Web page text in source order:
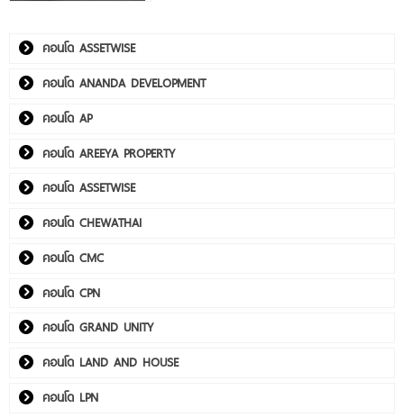
คอนโด ASSETWISE
คอนโด ANANDA DEVELOPMENT
คอนโด AP
คอนโด AREEYA PROPERTY
คอนโด ASSETWISE
คอนโด CHEWATHAI
คอนโด CMC
คอนโด CPN
คอนโด GRAND UNITY
คอนโด LAND AND HOUSE
คอนโด LPN